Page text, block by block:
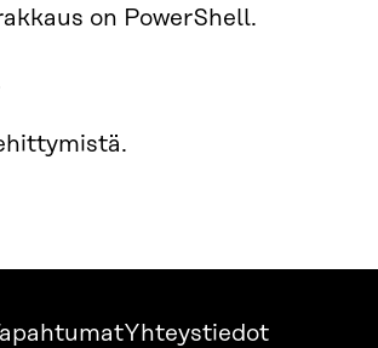
on PowerShell.
Yhteystiedot